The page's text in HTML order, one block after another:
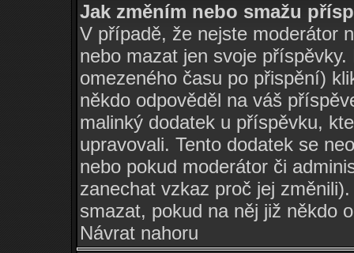
Jak změním nebo smažu
V případě, že nejste moderátor
nebo mazat jen svoje
omezeného času po přispění)
někdo odpověděl na váš
malinký dodatek u příspěvku,
upravovali. Tento dodatek se
nebo pokud moderátor či
zanechat vzkaz proč jej
smazat, pokud na něj již někdo
Návrat nahoru